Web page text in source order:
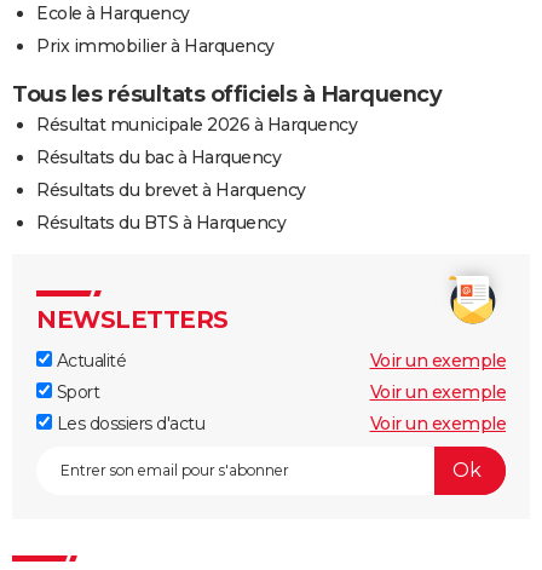
Ecole à Harquency
Prix immobilier à Harquency
Tous les résultats officiels à Harquency
Résultat municipale 2026 à Harquency
Résultats du bac à Harquency
Résultats du brevet à Harquency
Résultats du BTS à Harquency
NEWSLETTERS
Actualité
Voir un exemple
Sport
Voir un exemple
Les dossiers d'actu
Voir un exemple